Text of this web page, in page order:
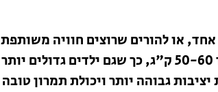
מילד אחד, או להורים שרוצים חוויה משותפת
לילדים ולחברים. המבנה המוגדל מאפשר נשיאת משקל של עד 50-60 ק"ג, כך שגם ילדים גדולים יותר
גבוהה יותר ויכולת תמרון טובה